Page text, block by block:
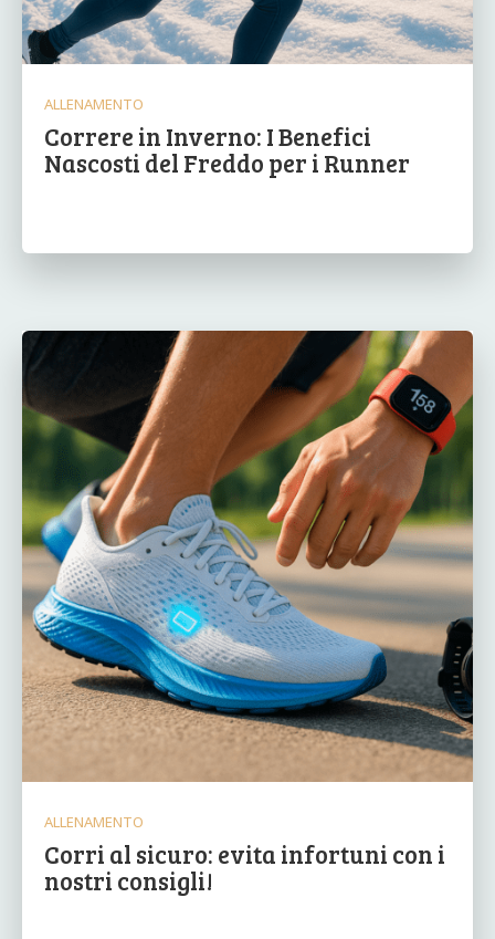
ALLENAMENTO
Correre in Inverno: I Benefici
Nascosti del Freddo per i Runner
ALLENAMENTO
Corri al sicuro: evita infortuni con i
nostri consigli!